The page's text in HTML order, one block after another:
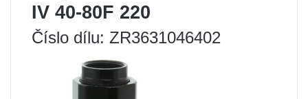
IV 40-80F 220
Číslo dílu: ZR3631046402